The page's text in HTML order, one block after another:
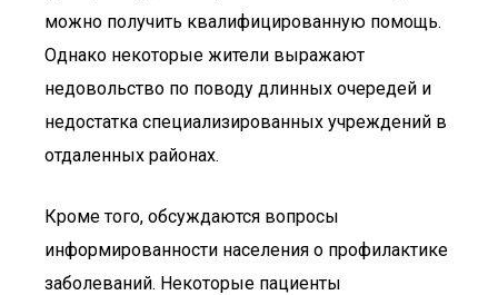
можно получить квалифицированную помощь.
Однако некоторые жители выражают
недовольство по поводу длинных очередей и
недостатка специализированных учреждений в
отдаленных районах.
Кроме того, обсуждаются вопросы
информированности населения о профилактике
заболеваний. Некоторые пациенты